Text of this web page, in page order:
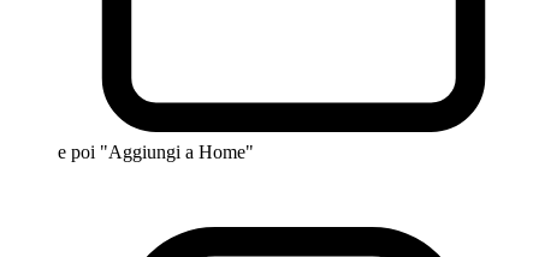
e poi "Aggiungi a Home"